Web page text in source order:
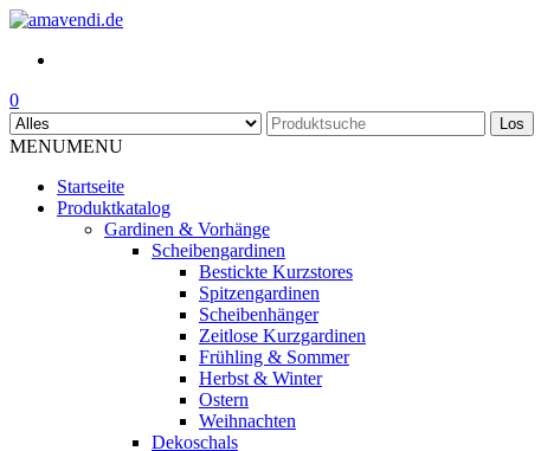
Skip
0
Los
MENUMENU
Startseite
Produktkatalog
Gardinen & Vorhänge
Scheibengardinen
Bestickte Kurzstores
Spitzengardinen
Scheibenhänger
Zeitlose Kurzgardinen
Frühling & Sommer
Herbst & Winter
Ostern
Weihnachten
Dekoschals